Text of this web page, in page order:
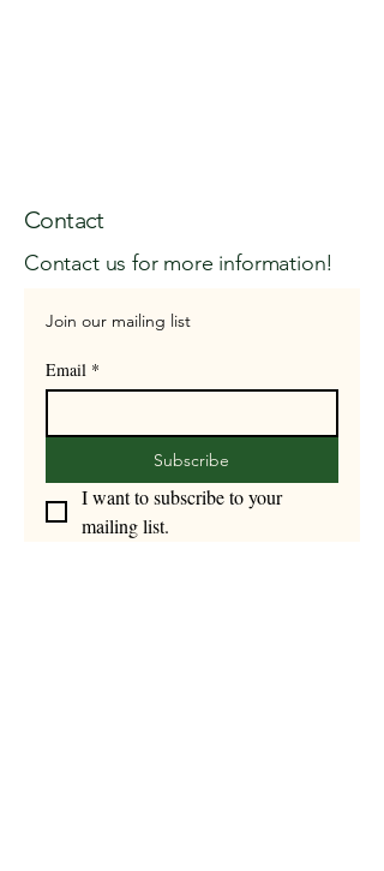
Contact
Contact us for more information!
Join our mailing list
Email *
Subscribe
I want to subscribe to your
mailing list.